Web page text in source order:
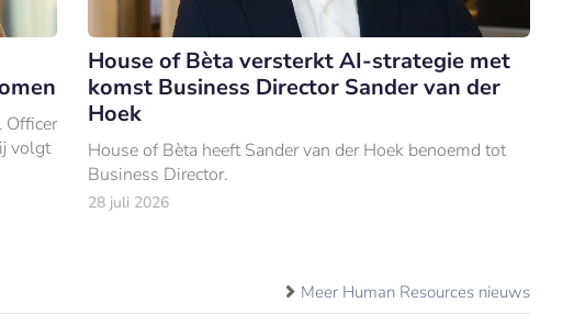
Officer
volgt
House of Bèta versterkt AI-strategie met
komst Business Director Sander van der
Hoek
House of Bèta heeft Sander van der Hoek benoemd tot
Business Director.
28 juli 2026
Meer Human Resources nieuws